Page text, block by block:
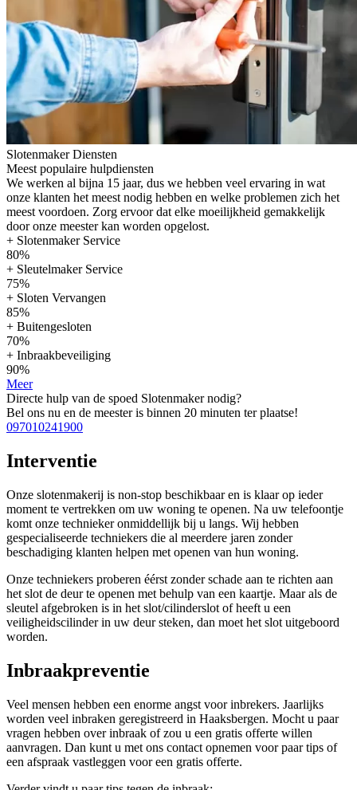
Slotenmaker Diensten
Meest populaire hulpdiensten
We werken al bijna 15 jaar, dus we hebben veel ervaring in wat
onze klanten het meest nodig hebben en welke problemen zich het
meest voordoen. Zorg ervoor dat elke moeilijkheid gemakkelijk
door onze meester kan worden opgelost.
+ Slotenmaker Service
80%
+ Sleutelmaker Service
75%
+ Sloten Vervangen
85%
+ Buitengesloten
70%
+ Inbraakbeveiliging
90%
Meer
Directe hulp van de spoed Slotenmaker nodig?
Bel ons nu en de meester is binnen 20 minuten ter plaatse!
097010241900
Interventie
Onze slotenmakerij is non-stop beschikbaar en is klaar op ieder
moment te vertrekken om uw woning te openen. Na uw telefoontje
komt onze technieker onmiddellijk bij u langs. Wij hebben
gespecialiseerde techniekers die al meerdere jaren zonder
beschadiging klanten helpen met openen van hun woning.
Onze techniekers proberen éérst zonder schade aan te richten aan
het slot de deur te openen met behulp van een kaartje. Maar als de
sleutel afgebroken is in het slot/cilinderslot of heeft u een
veiligheidscilinder in uw deur steken, dan moet het slot uitgeboord
worden.
Inbraakpreventie
Veel mensen hebben een enorme angst voor inbrekers. Jaarlijks
worden veel inbraken geregistreerd in Haaksbergen. Mocht u paar
vragen hebben over inbraak of zou u een gratis offerte willen
aanvragen. Dan kunt u met ons contact opnemen voor paar tips of
een afspraak vastleggen voor een gratis offerte.